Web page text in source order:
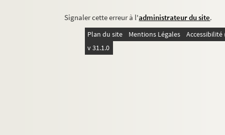
Signaler cette erreur à l'administrateur du site.
Plan du site Mentions Légales
v 31.1.0